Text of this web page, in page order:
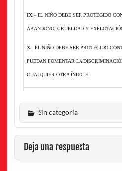
IX.– EL NIÑO DEBE SER PROTEGIDO
ABANDONO, CRUELDAD Y
X.- EL NIÑO DEBE SER PROTEGIDO
PUEDAN FOMENTAR LA
CUALQUIER OTRA ÍNDOLE.
Sin categoría
Deja una respuesta